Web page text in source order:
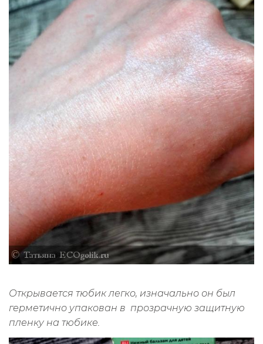
Открывается тюбик легко, изначально он был
герметично упакован в прозрачную защитную
пленку на тюбике.